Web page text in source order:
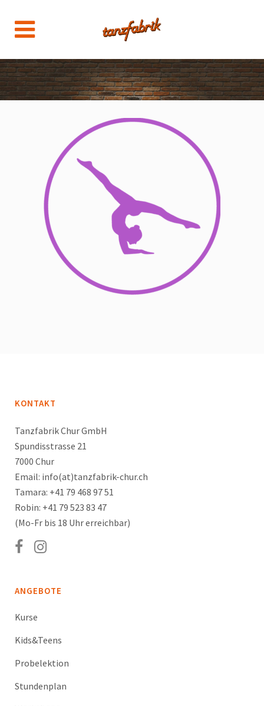
KONTAKT
Tanzfabrik Chur GmbH
Spundisstrasse 21
7000 Chur
Email: info(at)tanzfabrik-chur.ch
Tamara: +41 79 468 97 51
Robin: +41 79 523 83 47
(Mo-Fr bis 18 Uhr erreichbar)
ANGEBOTE
Kurse
Kids&Teens
Probelektion
Stundenplan